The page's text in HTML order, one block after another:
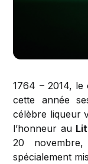
1764 – 2014,
cette année
célèbre liqueur
l’honneur au
20
spécialement